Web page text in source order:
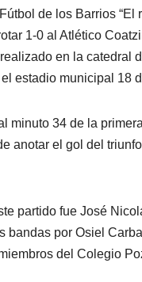
de los Barrios “El
1-0 al Atlético
en la catedral
estadio municipal 18
minuto 34 de la
anotar el gol del
partido fue José
bandas por Osiel
del Colegio